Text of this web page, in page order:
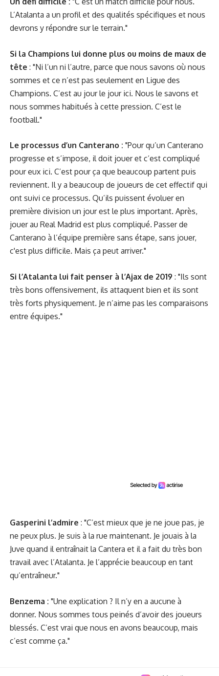
L’Atalanta a un profil et des qualités spécifiques et nous
devrons y répondre sur le terrain."
Si la Champions lui donne plus ou moins de maux de
tête : "Ni l’un ni l’autre, parce que nous savons où nous
sommes et ce n’est pas seulement en Ligue des
Champions. C’est au jour le jour ici. Nous le savons et
nous sommes habitués à cette pression. C’est le
football."
Le processus d’un Canterano : "Pour qu’un Canterano
progresse et s’impose, il doit jouer et c’est compliqué
pour eux ici. C’est pour ça que beaucoup partent puis
reviennent. Il y a beaucoup de joueurs de cet effectif qui
ont suivi ce processus. Qu’ils puissent évoluer en
première division un jour est le plus important. Après,
jouer au Real Madrid est plus compliqué. Passer de
Canterano à l’équipe première sans étape, sans jouer,
c'est plus difficile. Mais ça peut arriver."
Si l’Atalanta lui fait penser à l’Ajax de 2019 : "Ils sont
très bons offensivement, ils attaquent bien et ils sont
très forts physiquement. Je n’aime pas les comparaisons
entre équipes."
Gasperini l’admire : "C’est mieux que je ne joue pas, je
ne peux plus. Je suis à la rue maintenant. Je jouais à la
Juve quand il entraînait la Cantera et il a fait du très bon
travail avec l’Atalanta. Je l’apprécie beaucoup en tant
qu’entraîneur."
Benzema : "Une explication ? Il n’y en a aucune à
donner. Nous sommes tous peinés d’avoir des joueurs
blessés. C’est vrai que nous en avons beaucoup, mais
c’est comme ça."